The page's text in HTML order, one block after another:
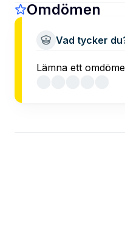
Omdömen
Vad tycker
Lämna ett omdöme